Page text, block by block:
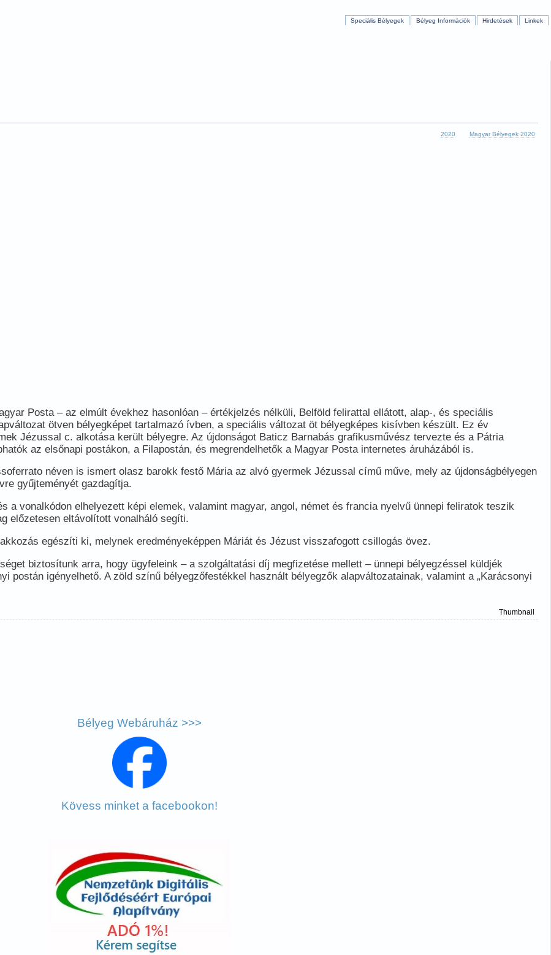
Speciális Bélyegek Bélyeg Információk Hirdetések Linkek
2020 Magyar Bélyegek 2020
Posta – az elmúlt évekhez hasonlóan – értékjelzés nélküli, Belföld felirattal ellátott, alap-, és speciális
ötven bélyegképet tartalmazó ívben, a speciális változat öt bélyegképes kisívben készült. Ez év
Jézussal c. alkotása került bélyegre. Az újdonságot Baticz Barnabás grafikusművész tervezte és a Pátria
az elsőnapi postákon, a Filapostán, és megrendelhetők a Magyar Posta internetes áruházából is.
néven is ismert olasz barokk festő Mária az alvó gyermek Jézussal című műve, mely az újdonságbélyegen
gyűjteményét gazdagítja.
a vonalkódon elhelyezett képi elemek, valamint magyar, angol, német és francia nyelvű ünnepi feliratok teszik
előzetesen eltávolított vonalháló segíti.
egészíti ki, melynek eredményeképpen Máriát és Jézust visszafogott csillogás övez.
biztosítunk arra, hogy ügyfeleink – a szolgáltatási díj megfizetése mellett – ünnepi bélyegzéssel küldjék
postán igényelhető. A zöld színű bélyegzőfestékkel használt bélyegzők alapváltozatainak, valamint a „Karácsonyi
Thumbnail
Bélyeg Webáruház >>>
Kövess minket a facebookon!